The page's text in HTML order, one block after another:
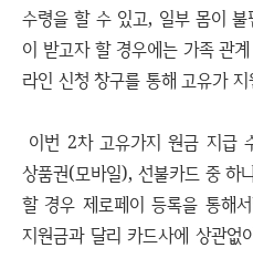
수령을 할 수 있고, 일부 몸이
이 받고자 할 경우에는 가족 관
라인 신청 창구를 통해 고유가
이번 2차 고유가지 원금 지급
상품권(모바일), 선불카드 중 하
할 경우 제로페이 등록을 통해
지원금과 달리 카드사에 상관없